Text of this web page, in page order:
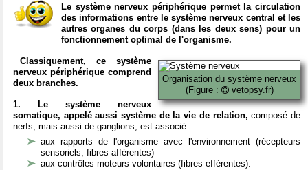
Le système nerveux périphérique permet la circulation
des informations entre le système nerveux central et les
autres organes du corps (dans les deux sens) pour un
fonctionnement optimal de l'organisme.
Organisation du système nerveux
(Figure :
vetopsy.fr)
Classiquement, ce système
nerveux périphérique comprend
deux branches.
1. Le système nerveux
somatique, appelé aussi système de la vie de relation, composé de
nerfs, mais aussi de ganglions, est associé :
aux rapports de l'organisme avec l'environnement (récepteurs
sensoriels, fibres afférentes)
aux contrôles moteurs volontaires (fibres efférentes).